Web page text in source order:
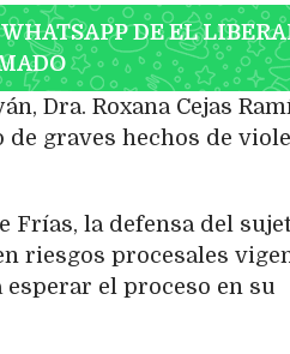
DE EL
Dra. Roxana Cejas
graves hechos de
Frías, la defensa del
riesgos procesales
el proceso en su